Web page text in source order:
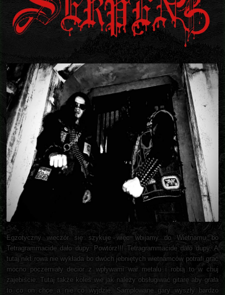
Egzotyczny wieczór się szykuje więc wbijamy do Wietnamu bo
Tetragrammacide dało dupy. Powtórz!!! Tetragrammacide dało dupy. A
tutaj nikt rowa nie wykłada bo dwóch jebniętych wietnamców potrafi grać
mocno poczerniały decior z wpływami war metalu i robią to w chuj
zajebiście. Tutaj także koleś wie jak należy obsługiwać gitarę aby grała
to co on chce a nie co wyjdzie. Samplowane gary wyszły bardzo